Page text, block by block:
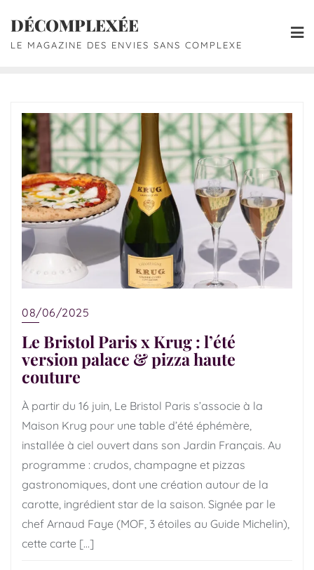
DÉCOMPLEXÉE
LE MAGAZINE DES ENVIES SANS COMPLEXE
08/06/2025
Le Bristol Paris x Krug : l’été
version palace & pizza haute
couture
À partir du 16 juin, Le Bristol Paris s’associe à la
Maison Krug pour une table d’été éphémère,
installée à ciel ouvert dans son Jardin Français. Au
programme : crudos, champagne et pizzas
gastronomiques, dont une création autour de la
carotte, ingrédient star de la saison. Signée par le
chef Arnaud Faye (MOF, 3 étoiles au Guide Michelin),
cette carte […]